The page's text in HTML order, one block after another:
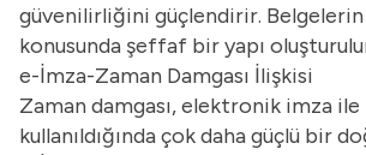
güvenilirliğini güçlendirir.
konusunda şeffaf bir yapı
e-İmza-Zaman Damgası İlişkisi
Zaman damgası, elektronik imza
kullanıldığında çok daha güçlü bir